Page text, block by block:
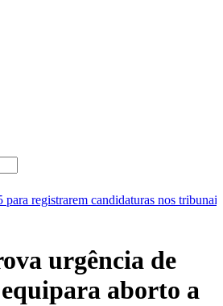
nos tribunais
Senai RN
urgência de
aborto a